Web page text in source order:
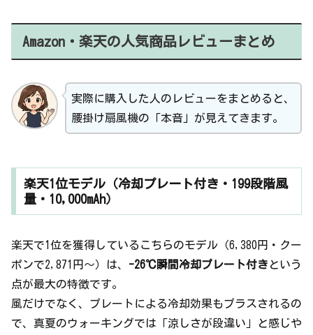
Amazon・楽天の人気商品レビューまとめ
実際に購入した人のレビューをまとめると、
腰掛け扇風機の「本音」が見えてきます。
楽天1位モデル（冷却プレート付き・199段階風
量・10,000mAh）
楽天で1位を獲得しているこちらのモデル（6,380円・クー
ポンで2,871円〜）は、 -26℃瞬間冷却プレート付き という
点が最大の特徴です。
風だけでなく、プレートによる冷却効果もプラスされるの
で、真夏のウォーキングでは「涼しさが段違い」と感じや